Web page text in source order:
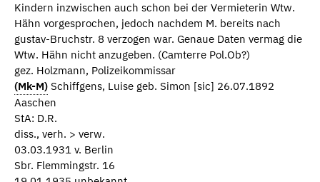
Kindern inzwischen auch schon bei der Vermieterin Wtw.
Hähn vorgesprochen, jedoch nachdem M. bereits nach
gustav-Bruchstr. 8 verzogen war. Genaue Daten vermag die
Wtw. Hähn nicht anzugeben. (Camterre Pol.Ob?)
gez. Holzmann, Polizeikommissar
(Mk-M) Schiffgens, Luise geb. Simon [sic] 26.07.1892
Aaschen
StA: D.R.
diss., verh. > verw.
03.03.1931 v. Berlin
Sbr. Flemmingstr. 16